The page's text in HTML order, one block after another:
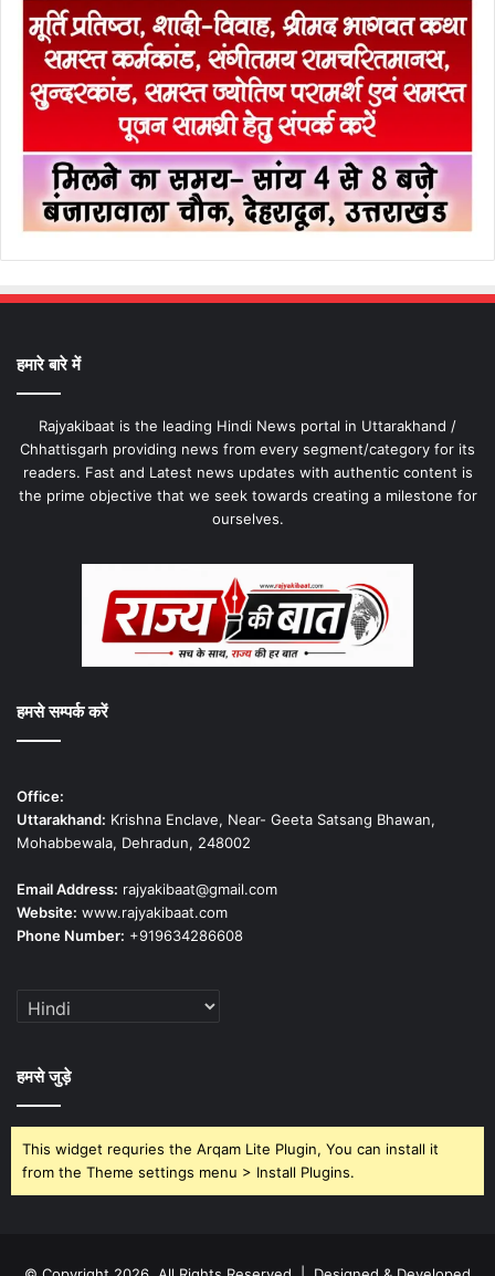
हमारे बारे में
Rajyakibaat is the leading Hindi News portal in Uttarakhand /
Chhattisgarh providing news from every segment/category for its
readers. Fast and Latest news updates with authentic content is
the prime objective that we seek towards creating a milestone for
ourselves.
हमसे सम्पर्क करें
Office:
Uttarakhand: Krishna Enclave, Near- Geeta Satsang Bhawan,
Mohabbewala, Dehradun, 248002
Email Address: rajyakibaat@gmail.com
Website: www.rajyakibaat.com
Phone Number: +919634286608
हमसे जुड़े
This widget requries the Arqam Lite Plugin, You can install it
from the Theme settings menu > Install Plugins.